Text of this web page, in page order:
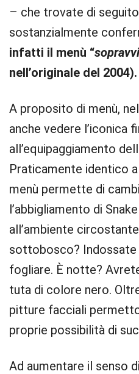
– che trovate di
sostanzialmente
infatti il menù “
nell’originale del 2004).
A proposito di menù,
anche vedere l’iconica
all’equipaggiamento
Praticamente identico
menù permette di
l’abbigliamento di
all’ambiente
sottobosco? Indossate
fogliare. È notte?
tuta di colore nero.
pitture facciali
proprie possibilità di
Ad aumentare il senso